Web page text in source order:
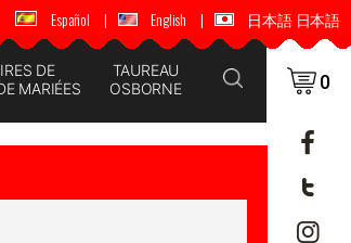
🚚 📦 ENVOI DANS LE MONDE ENTIER ✈️ 🌍
Español | English | 日本語 日本語
DE
MARIÉES
TAUREAU
OSBORNE
0